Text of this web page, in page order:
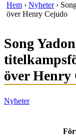
Hem › Nyheter›
över Henry Cejudo
Song
över Henry
Nyheter